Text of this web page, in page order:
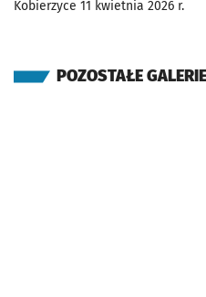
Kobierzyce 11 kwietnia 2026 r.
POZOSTAŁE